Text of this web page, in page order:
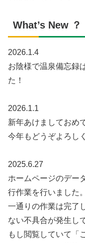
What’s New ？
2026.1.4
お陰様で温泉備忘録
た！
2026.1.1
新年あけましておめ
今年もどうぞよろし
2025.6.27
ホームページのデー
行作業を行いました。
一通りの作業は完了
ない不具合が発生し
もし閲覧していて「